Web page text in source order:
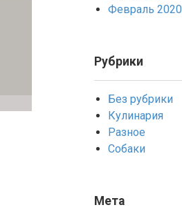
Февраль 2020
Рубрики
Без рубрики
Кулинария
Разное
Собаки
Мета